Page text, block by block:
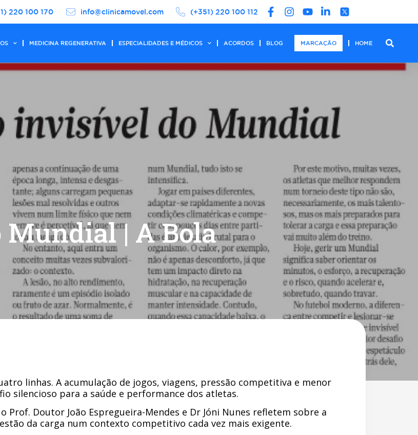
220 100 170 info@clinicamovel.com (+351) 220 100 112
MEDICINA REGENERATIVA ESPECIALIDADES E MÉDICOS ACORDOS BLOG MARCAÇÃO HOME
| A Bola
linhas. A acumulação de jogos, viagens, pressão competitiva e menor
silencioso para a saúde e performance dos atletas.
Prof. Doutor João Espregueira-Mendes e Dr Jóni Nunes refletem sobre a
da carga num contexto competitivo cada vez mais exigente.